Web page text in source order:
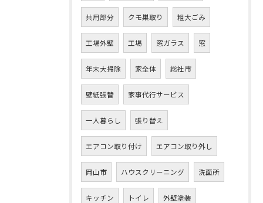
共用部分 クモ巣取り 粗大ごみ
工場外壁 工場 窓ガラス 窓
年末大掃除 家全体 総社市
壁紙張替 家事代行サービス
一人暮らし 張り替え
エアコン取り付け エアコン取り外し
岡山市 ハウスクリーニング 洗面所
キッチン トイレ 外壁塗装